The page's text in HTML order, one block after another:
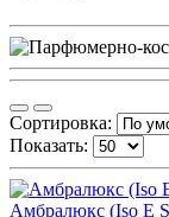
Сортировка:
Показать:
Амбралюкс (Iso E